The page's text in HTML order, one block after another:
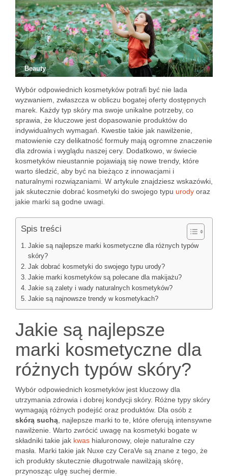
Beauty
Wybór odpowiednich kosmetyków potrafi być nie lada
wyzwaniem, zwłaszcza w obliczu bogatej oferty dostępnych
marek. Każdy typ skóry ma swoje unikalne potrzeby, co
sprawia, że kluczowe jest dopasowanie produktów do
indywidualnych wymagań. Kwestie takie jak nawilżenie,
matowienie czy delikatność formuły mają ogromne znaczenie
dla zdrowia i wyglądu naszej cery. Dodatkowo, w świecie
kosmetyków nieustannie pojawiają się nowe trendy, które
warto śledzić, aby być na bieżąco z innowacjami i
naturalnymi rozwiązaniami. W artykule znajdziesz wskazówki,
jak skutecznie dobrać kosmetyki do swojego typu urody oraz
jakie marki są godne uwagi.
Spis treści
Jakie są najlepsze marki kosmetyczne dla różnych typów
skóry?
Jak dobrać kosmetyki do swojego typu urody?
Jakie marki kosmetyków są polecane dla makijażu?
Jakie są zalety i wady naturalnych kosmetyków?
Jakie są najnowsze trendy w kosmetykach?
Jakie są najlepsze
marki kosmetyczne dla
różnych typów skóry?
Wybór odpowiednich kosmetyków jest kluczowy dla
utrzymania zdrowia i dobrej kondycji skóry. Różne typy skóry
wymagają różnych podejść oraz produktów. Dla osób z
skórą suchą , najlepsze marki to te, które oferują intensywne
nawilżenie. Warto zwrócić uwagę na kosmetyki bogate w
składniki takie jak kwas hialuronowy, oleje naturalne czy
masła. Marki takie jak Nuxe czy CeraVe są znane z tego, że
ich produkty skutecznie długotrwale nawilżają skórę,
przynosząc ulgę suchej dermie.